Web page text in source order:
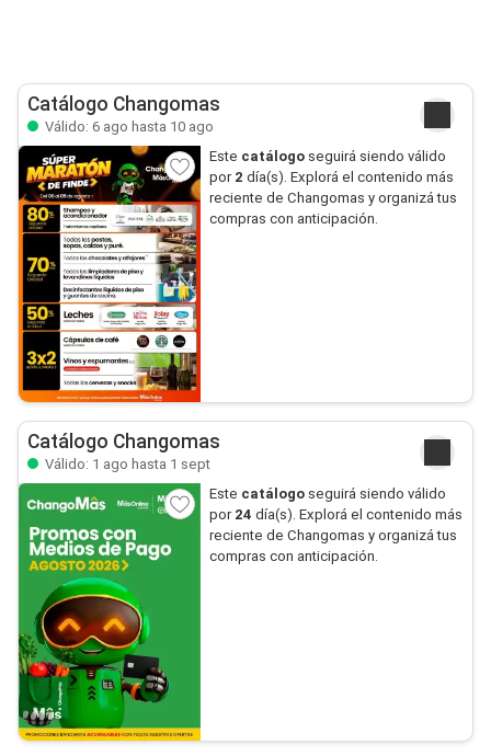
Catálogo Changomas
Válido: 6 ago hasta 10 ago
Este catálogoseguirá siendo válido
por 2 día(s). Explorá el contenido más
reciente de Changomas y organizá tus
compras con anticipación.
Catálogo Changomas
Válido: 1 ago hasta 1 sept
Este catálogoseguirá siendo válido
por 24 día(s). Explorá el contenido más
reciente de Changomas y organizá tus
compras con anticipación.